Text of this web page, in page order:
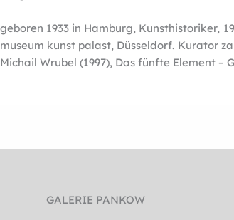
geboren 1933 in Hamburg, Kunsthistoriker,
museum kunst palast, Düsseldorf. Kurator
Michail Wrubel (1997), Das fünfte Element –
GALERIE PANKOW